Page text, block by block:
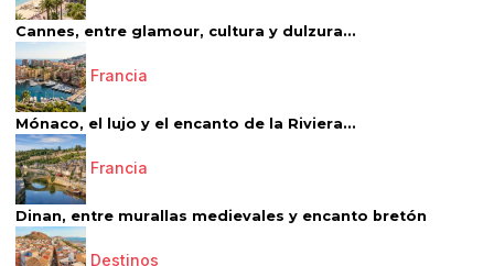
Cannes, entre glamour, cultura y dulzura...
Francia
Mónaco, el lujo y el encanto de la Riviera...
Francia
Dinan, entre murallas medievales y encanto bretón
Destinos